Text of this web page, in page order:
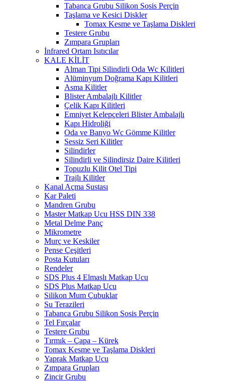
Tabanca Grubu Silikon Sosis Perçin
Taşlama ve Kesici Diskler
Tomax Kesme ve Taşlama Diskleri
Testere Grubu
Zımpara Grupları
İnfrared Ortam Isıtıcılar
KALE KİLİT
Alman Tipi Silindirli Oda Wc Kilitleri
Alüminyum Doğrama Kapı Kilitleri
Asma Kilitler
Blister Ambalajlı Kilitler
Çelik Kapı Kilitleri
Emniyet Kelepçeleri Blister Ambalajlı
Kapı Hidroliği
Oda ve Banyo Wc Gömme Kilitler
Sessiz Seri Kilitler
Silindirler
Silindirli ve Silindirsiz Daire Kilitleri
Topuzlu Kilit Otel Tipi
Trajlı Kilitler
Kanal Açma Sustası
Kar Paleti
Mandren Grubu
Master Matkap Ucu HSS DIN 338
Metal Delme Panç
Mikrometre
Murç ve Keskiler
Pense Çeşitleri
Posta Kutuları
Rendeler
SDS Plus 4 Elmaslı Matkap Ucu
SDS Plus Matkap Ucu
Silikon Mum Çubuklar
Su Terazileri
Tabanca Grubu Silikon Sosis Perçin
Tel Fırçalar
Testere Grubu
Tırmık – Çapa – Kürek
Tomax Kesme ve Taşlama Diskleri
Yaprak Matkap Ucu
Zımpara Grupları
Zincir Grubu